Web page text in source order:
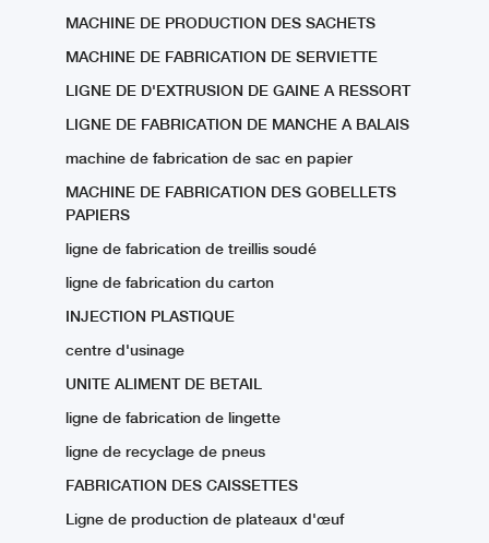
MACHINE DE PRODUCTION DES SACHETS
MACHINE DE FABRICATION DE SERVIETTE
LIGNE DE D'EXTRUSION DE GAINE A RESSORT
LIGNE DE FABRICATION DE MANCHE A BALAIS
machine de fabrication de sac en papier
MACHINE DE FABRICATION DES GOBELLETS
PAPIERS
ligne de fabrication de treillis soudé
ligne de fabrication du carton
INJECTION PLASTIQUE
centre d'usinage
UNITE ALIMENT DE BETAIL
ligne de fabrication de lingette
ligne de recyclage de pneus
FABRICATION DES CAISSETTES
Ligne de production de plateaux d'œuf